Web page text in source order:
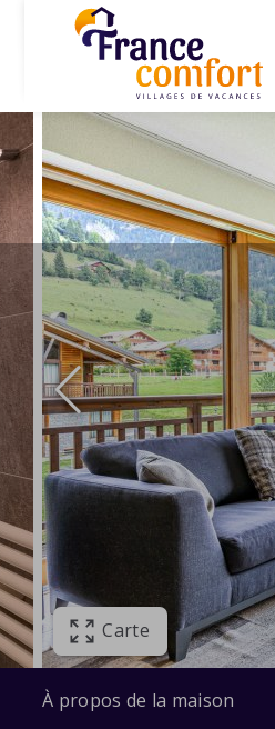
Carte
À propos de la maison